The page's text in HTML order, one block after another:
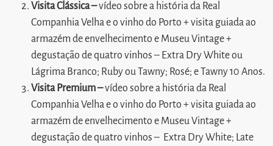
Visita Clássica –vídeo sobre a história da Real
Companhia Velha e o vinho do Porto + visita guiada ao
armazém de envelhecimento e Museu Vintage +
degustação de quatro vinhos – Extra Dry White ou
Lágrima Branco; Ruby ou Tawny; Rosé; e Tawny 10 Anos.
Visita Premium –vídeo sobre a história da Real
Companhia Velha e o vinho do Porto + visita guiada ao
armazém de envelhecimento e Museu Vintage +
degustação de quatro vinhos – Extra Dry White; Late